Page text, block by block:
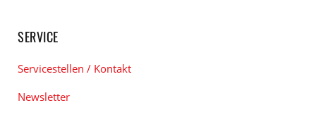
SERVICE
Servicestellen / Kontakt
Newsletter